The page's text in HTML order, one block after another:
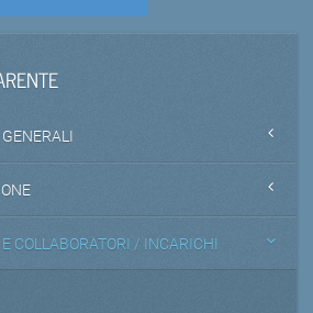
COLLABORATORI / INCARICHI